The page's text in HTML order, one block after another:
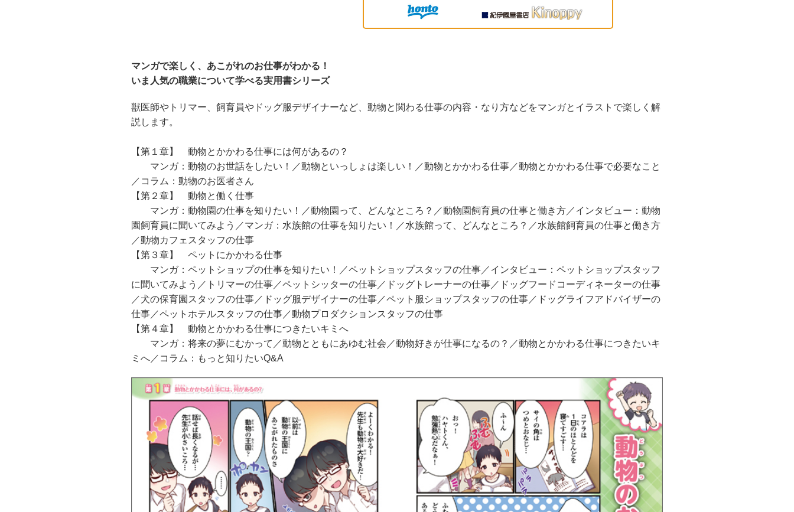
マンガで楽しく、あこがれのお仕事がわかる！
いま人気の職業について学べる実用書シリーズ
獣医師やトリマー、飼育員やドッグ服デザイナーなど、動物と関わる仕事の内容・なり方などをマンガとイラストで楽しく解
説します。
【第１章】 動物とかかわる仕事には何があるの？
マンガ：動物のお世話をしたい！／動物といっしょは楽しい！／動物とかかわる仕事／動物とかかわる仕事で必要なこと
／コラム：動物のお医者さん
【第２章】 動物と働く仕事
マンガ：動物園の仕事を知りたい！／動物園って、どんなところ？／動物園飼育員の仕事と働き方／インタビュー：動物
園飼育員に聞いてみよう／マンガ：水族館の仕事を知りたい！／水族館って、どんなところ？／水族館飼育員の仕事と働き方
／動物カフェスタッフの仕事
【第３章】 ペットにかかわる仕事
マンガ：ペットショップの仕事を知りたい！／ペットショップスタッフの仕事／インタビュー：ペットショップスタッフ
に聞いてみよう／トリマーの仕事／ペットシッターの仕事／ドッグトレーナーの仕事／ドッグフードコーディネーターの仕事
／犬の保育園スタッフの仕事／ドッグ服デザイナーの仕事／ペット服ショップスタッフの仕事／ドッグライフアドバイザーの
仕事／ペットホテルスタッフの仕事／動物プロダクションスタッフの仕事
【第４章】 動物とかかわる仕事につきたいキミへ
マンガ：将来の夢にむかって／動物とともにあゆむ社会／動物好きが仕事になるの？／動物とかかわる仕事につきたいキ
ミへ／コラム：もっと知りたいQ&A